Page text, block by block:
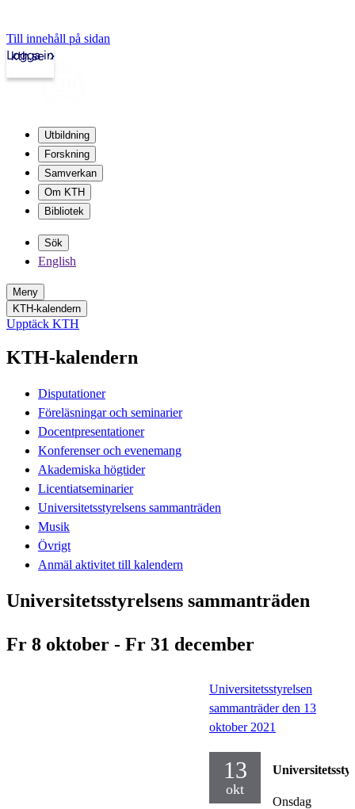
Till innehåll på sidan
kth.se
Logga in
Utbildning
Forskning
Samverkan
Om KTH
Bibliotek
Sök
English
Meny
KTH-kalendern
Upptäck KTH
KTH-kalendern
Disputationer
Föreläsningar och seminarier
Docentpresentationer
Konferenser och evenemang
Akademiska högtider
Licentiatseminarier
Universitetsstyrelsens sammanträden
Musik
Övrigt
Anmäl aktivitet till kalendern
Universitetsstyrelsens sammanträden
Fr 8 oktober - Fr 31 december
Universitetsstyrelsen
sammanträder den 13
oktober 2021
13
okt
Onsdag